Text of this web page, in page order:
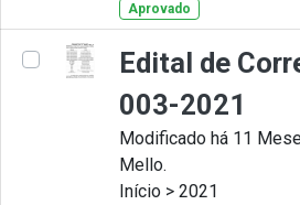
Aprovado
Edital de
003-2021
Modificado há 11
Mello.
Início > 2021